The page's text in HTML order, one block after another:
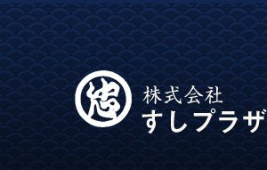
宴会、飲み会なら
らうま」のブログ
宴会、飲み会なら回転寿
ま」の公式ブログです。